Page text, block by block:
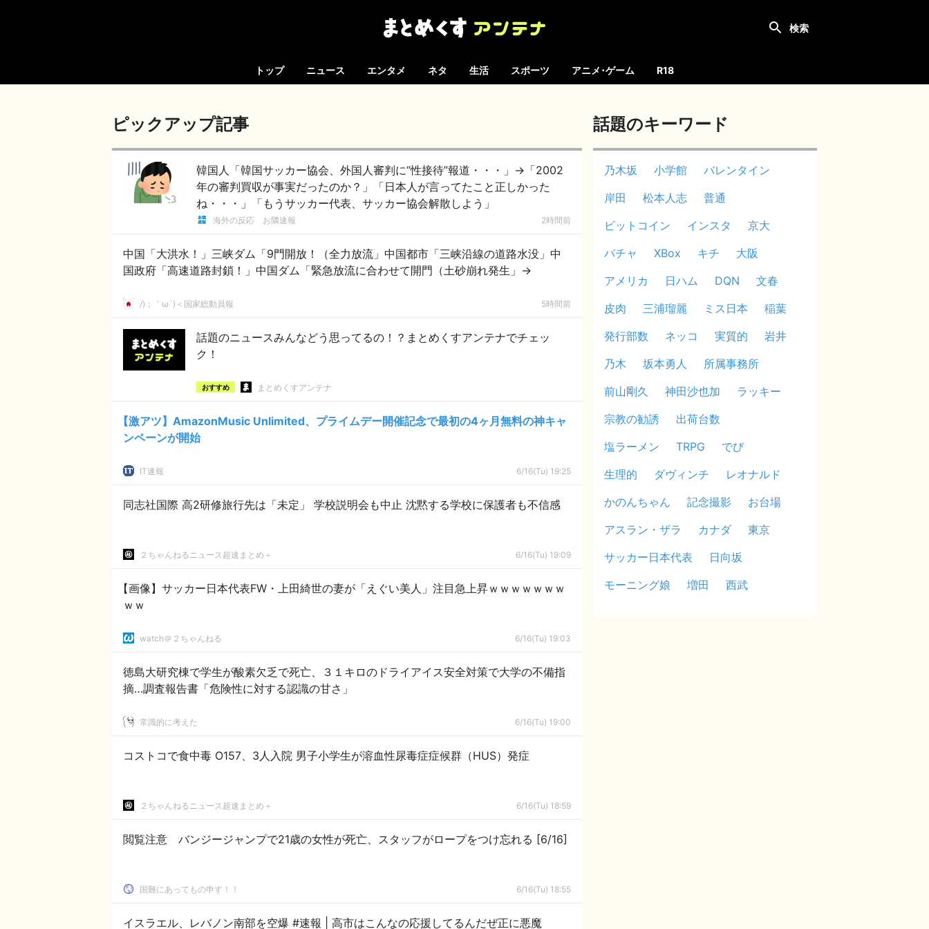
トップ ニュース エンタメ ネタ 生活 スポーツ アニメ･ゲーム R18
ピックアップ記事
韓国人「韓国サッカー協会、外国人審判に“性接待”報道・・・」→「2002
年の審判買収が事実だったのか？」「日本人が言ってたこと正しかった
ね・・・」「もうサッカー代表、サッカー協会解散しよう」
海外の反応 お隣速報 2時間前
中国「大洪水！」三峡ダム「9門開放！（全力放流」中国都市「三峡沿線の道路水没」中
国政府「高速道路封鎖！」中国ダム「緊急放流に合わせて開門（土砂崩れ発生」→
/)；｀ω´)＜国家総動員報 5時間前
話題のニュースみんなどう思ってるの！？まとめくすアンテナでチェッ
ク！
おすすめ まとめくすアンテナ
【激アツ】AmazonMusic Unlimited、プライムデー開催記念で最初の4ヶ月無料の神キャ
ンペーンが開始
IT速報 6/16(Tu) 19:25
同志社国際 高2研修旅行先は「未定」 学校説明会も中止 沈黙する学校に保護者も不信感
２ちゃんねるニュース超速まとめ＋ 6/16(Tu) 19:09
【画像】サッカー日本代表FW・上田綺世の妻が「えぐい美人」注目急上昇ｗｗｗｗｗｗｗ
ｗｗ
watch＠２ちゃんねる 6/16(Tu) 19:03
徳島大研究棟で学生が酸素欠乏で死亡、３１キロのドライアイス安全対策で大学の不備指
摘…調査報告書「危険性に対する認識の甘さ」
常識的に考えた 6/16(Tu) 19:00
コストコで食中毒 O157、3人入院 男子小学生が溶血性尿毒症症候群（HUS）発症
２ちゃんねるニュース超速まとめ＋ 6/16(Tu) 18:59
閲覧注意 バンジージャンプで21歳の女性が死亡、スタッフがロープをつけ忘れる [6/16]
国難にあってもの申す！！ 6/16(Tu) 18:55
イスラエル、レバノン南部を空爆 #速報 | 高市はこんなの応援してるんだぜ正に悪魔
話題のキーワード
乃木坂 小学館
バレンタイン
岸田
松本人志
普通
ビットコイン
インスタ
京大
バチャ
XBox キチ
大阪
アメリカ
日ハム DQN
文春
皮肉
三浦瑠麗 ミス日本
稲葉
発行部数
ネッコ 実質的
岩井
乃木
坂本勇人
所属事務所
前山剛久
神田沙也加
ラッキー
宗教の勧誘
出荷台数
塩ラーメン
TRPG
でび
生理的
ダヴィンチ
レオナルド
かのんちゃん
記念撮影
お台場
アスラン・ザラ
カナダ
東京
サッカー日本代表
日向坂
モーニング娘
増田 西武